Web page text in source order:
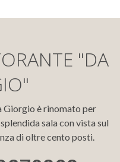
"DA
Giorgio è rinomato per
sala con vista sul
di oltre cento posti.